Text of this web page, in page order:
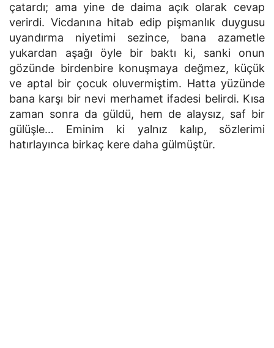
çatardı; ama yine de daima açık olarak cevap
verirdi. Vicdanına hitab edip pişmanlık duygusu
uyandırma niyetimi sezince, bana azametle
yukardan aşağı öyle bir baktı ki, sanki onun
gözünde birdenbire konuşmaya değmez, küçük
ve aptal bir çocuk oluvermiştim. Hatta yüzünde
bana karşı bir nevi merhamet ifadesi belirdi. Kısa
zaman sonra da güldü, hem de alaysız, saf bir
gülüşle… Eminim ki yalnız kalıp, sözlerimi
hatırlayınca birkaç kere daha gülmüştür.